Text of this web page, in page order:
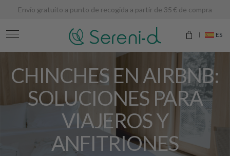
Envío gratuito a punto de recogida a partir de 35 € de compra
ES
CHINCHES EN AIRBNB:
SOLUCIONES PARA
VIAJEROS Y
ANFITRIONES